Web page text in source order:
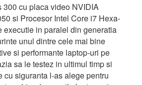
cu placa video NVIDIA
si Procesor Intel Core i7 Hexa-
executie in paralel din generatia
unul dintre cele mai bine
si performante laptop-uri pe
sa le testez in ultimul timp si
cu siguranta l-as alege pentru